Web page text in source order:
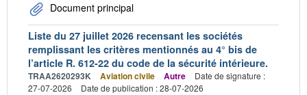
Document principal
Liste du 27 juillet 2026 recensant les sociétés
remplissant les critères mentionnés au 4° bis de
l’article R. 612-22 du code de la sécurité intérieure.
TRAA2620293K Aviation civile Autre
Date de signature :
27-07-2026
Date de publication : 28-07-2026